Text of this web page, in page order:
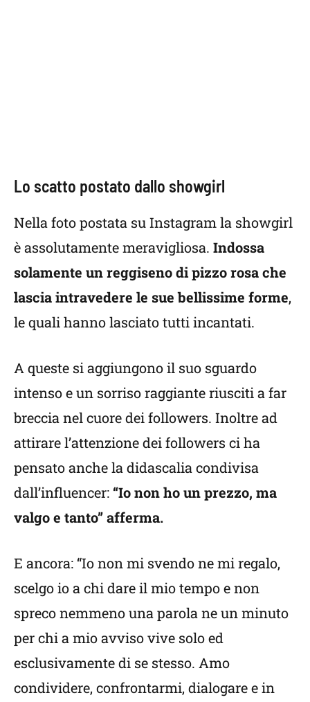
Lo scatto postato dallo showgirl
Nella foto postata su Instagram la showgirl
è assolutamente meravigliosa. Indossa
solamente un reggiseno di pizzo rosa che
lascia intravedere le sue bellissime forme,
le quali hanno lasciato tutti incantati.
A queste si aggiungono il suo sguardo
intenso e un sorriso raggiante riusciti a far
breccia nel cuore dei followers. Inoltre ad
attirare l’attenzione dei followers ci ha
pensato anche la didascalia condivisa
dall’influencer: “Io non ho un prezzo, ma
valgo e tanto” afferma.
E ancora: “Io non mi svendo ne mi regalo,
scelgo io a chi dare il mio tempo e non
spreco nemmeno una parola ne un minuto
per chi a mio avviso vive solo ed
esclusivamente di se stesso. Amo
condividere, confrontarmi, dialogare e in